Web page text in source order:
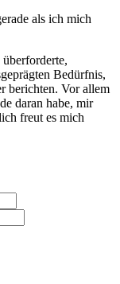
als ich mich
Bedürfnis,
berichten. Vor allem
daran habe, mir
freut es mich